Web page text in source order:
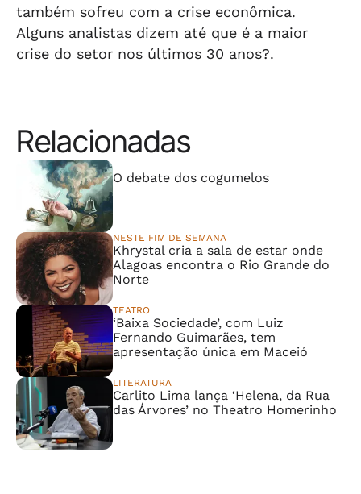
também sofreu com a crise econômica.
Alguns analistas dizem até que é a maior
crise do setor nos últimos 30 anos?.
Relacionadas
O debate dos cogumelos
NESTE FIM DE SEMANA
Khrystal cria a sala de estar onde
Alagoas encontra o Rio Grande do
Norte
TEATRO
‘Baixa Sociedade’, com Luiz
Fernando Guimarães, tem
apresentação única em Maceió
LITERATURA
Carlito Lima lança ‘Helena, da Rua
das Árvores’ no Theatro Homerinho